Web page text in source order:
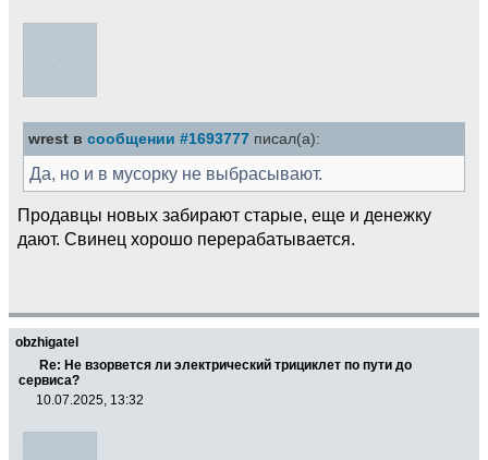
wrest в сообщении #1693777 писал(а):
Да, но и в мусорку не выбрасывают.
Продавцы новых забирают старые, еще и денежку
дают. Свинец хорошо перерабатывается.
obzhigatel
Re: Не взорвется ли электрический трициклет по пути до
сервиса?
10.07.2025, 13:32